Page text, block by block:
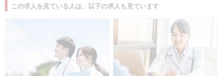
この求人を見ている人は、以下の求人も見ています